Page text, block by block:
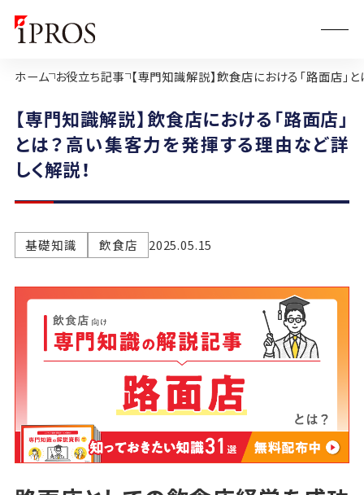
ホーム お役立ち記事 【専門知識解説】飲食店における「路面店」
【専門知識解説】飲食店における「路面店」
とは？高い集客力を発揮する理由など詳
しく解説！
基礎知識 飲食店 2025.05.15